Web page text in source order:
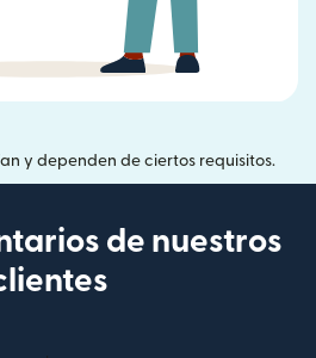
y dependen de ciertos requisitos.
de nuestros